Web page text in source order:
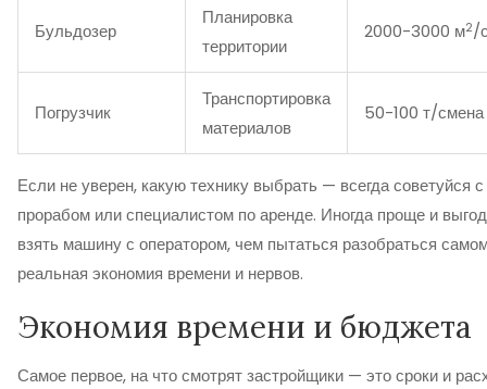
Бульдозер
Планировка
территории
2000-3000 м2/
Погрузчик
Транспортировка
материалов
50-100 т/смена
Если не уверен, какую технику выбрать — всегда советуйся с
прорабом или специалистом по аренде. Иногда проще и
взять машину с оператором, чем пытаться разобраться
реальная экономия времени и нервов.
Экономия времени и бюджета
Самое первое, на что смотрят застройщики — это сроки и